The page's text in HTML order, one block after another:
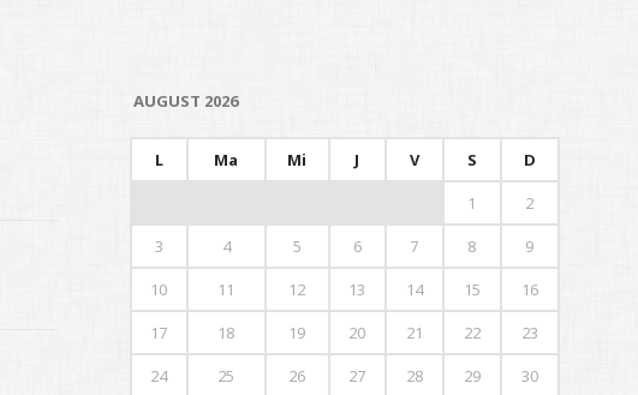
AUGUST 2026
L Ma Mi J V S
D
1
2
3
4 5 6 7 8
9
10
11 12 13 14 15
16
17
18 19 20 21 22
23
24
25 26 27 28 29
30